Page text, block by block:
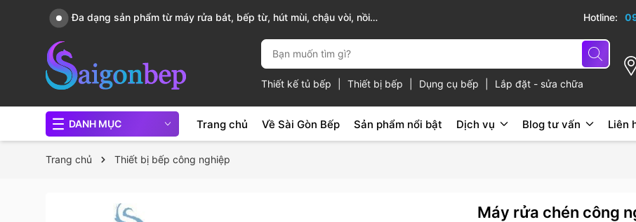
Sài Gòn Bếp chuyên thiết bị bếp, gia dụng bếp cao cấp Hotline:
Thiết kế tủ bếp Thiết bị bếp Dụng cụ bếp Lắp đặt - sửa chữa
DANH MỤC Trang chủ Về Sài Gòn Bếp Sản phẩm nổi bật Dịch vụ Blog tư vấn Liên
Trang chủ Thiết bị bếp công nghiệp
Máy rửa chén công